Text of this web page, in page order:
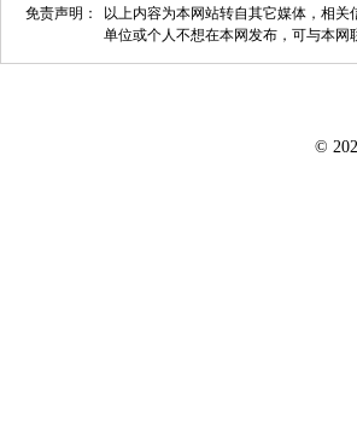
免责声明：
以上内容为本网站转自其它媒体，相
单位或个人不想在本网发布，可与本
©